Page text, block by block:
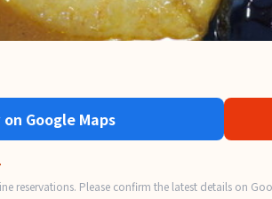
Google Maps
reservations. Please confirm the latest details on